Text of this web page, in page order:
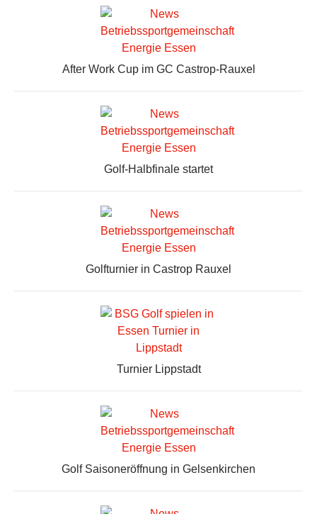
After Work Cup im GC Castrop-Rauxel
Golf-Halbfinale startet
Golfturnier in Castrop Rauxel
Turnier Lippstadt
Golf Saisoneröffnung in Gelsenkirchen